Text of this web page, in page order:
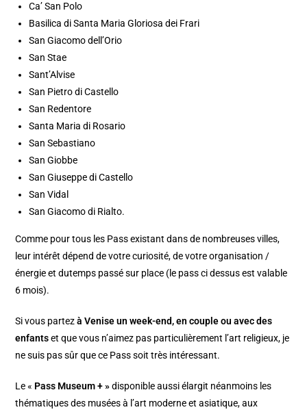
Ca’ San Polo
Basilica di Santa Maria Gloriosa dei Frari
San Giacomo dell’Orio
San Stae
Sant’Alvise
San Pietro di Castello
San Redentore
Santa Maria di Rosario
San Sebastiano
San Giobbe
San Giuseppe di Castello
San Vidal
San Giacomo di Rialto.
Comme pour tous les Pass existant dans de nombreuses villes,
leur intérêt dépend de votre curiosité, de votre organisation /
énergie et dutemps passé sur place (le pass ci dessus est valable
6 mois).
Si vous partezà Venise un week-end, en couple ou avec des
enfantset que vous n’aimez pas particulièrement l’art religieux, je
ne suis pas sûr que ce Pass soit très intéressant.
Le « Pass Museum + »disponible aussi élargit néanmoins les
thématiques des musées à l’art moderne et asiatique, aux